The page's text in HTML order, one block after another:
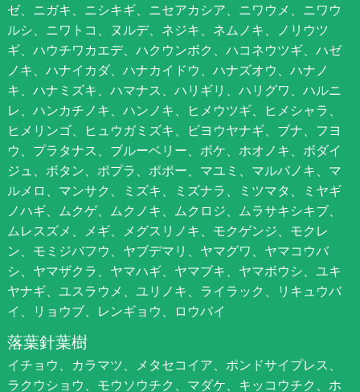
ゼ、ニガキ、ニシキギ、ニセアカシア、ニワウメ、ニワウ
ルシ、ニワトコ、ヌルデ、ネジキ、ネムノキ、ノリウツ
ギ、ハウチワカエデ、ハクウンボク、ハコネウツギ、ハゼ
ノキ、ハナイカダ、ハナカイドウ、ハナズオウ、ハナノ
キ、ハナミズキ、ハマナス、ハリギリ、ハリグワ、ハルニ
レ、ハンカチノキ、ハンノキ、ヒメウツギ、ヒメシャラ、
ヒメリンゴ、ヒュウガミズキ、ビヨウヤナギ、ブナ、フヨ
ウ、プラタナス、ブルーベリー、ボケ、ホオノキ、ボダイ
ジュ、ボタン、ポプラ、ポポー、マユミ、マルバノキ、マ
ルメロ、マンサク、ミズキ、ミズナラ、ミツマタ、ミヤギ
ノハギ、ムクゲ、ムクノキ、ムクロジ、ムラサキシキブ、
ムレスズメ、メギ、メグスリノキ、モクゲンジ、モクレ
ン、モミジバフウ、ヤブデマリ、ヤマグワ、ヤマコウバ
シ、ヤマザクラ、ヤマハギ、ヤマブキ、ヤマボウシ、ユキ
ヤナギ、ユスラウメ、ユリノキ、ライラック、リキュウバ
イ、リョウブ、レンギョウ、ロウバイ
落葉針葉樹
イチョウ、カラマツ、メタセコイア、ポンドサイプレス、
ラクウショウ、モウソウチク、マダケ、キッコウチク、ホ